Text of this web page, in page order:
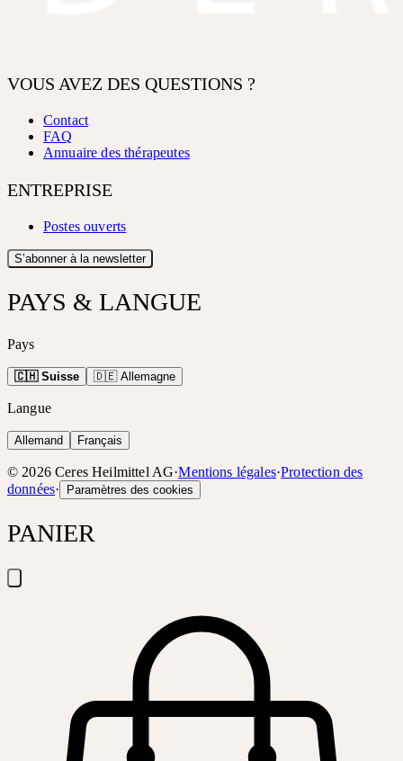
VOUS AVEZ DES QUESTIONS ?
Contact
FAQ
Annuaire des thérapeutes
ENTREPRISE
Postes ouverts
S’abonner à la newsletter
PAYS & LANGUE
Pays
🇨🇭 Suisse 🇩🇪 Allemagne
Langue
Allemand Français
© 2026 Ceres Heilmittel AG·Mentions légales·Protection des
données· Paramètres des cookies
PANIER